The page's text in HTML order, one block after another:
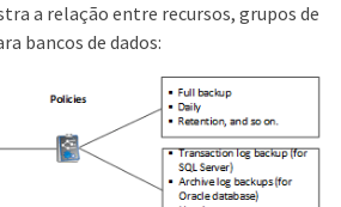
a relação entre recursos, grupos de
bancos de dados: